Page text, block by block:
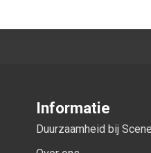
Informatie
Duurzaamheid bij